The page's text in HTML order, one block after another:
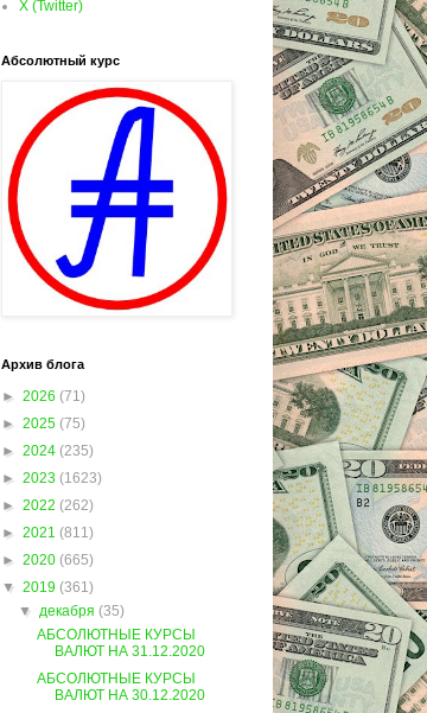
X (Twitter)
Абсолютный курс
Архив блога
► 2026 (71)
► 2025 (75)
► 2024 (235)
► 2023 (1623)
► 2022 (262)
► 2021 (811)
► 2020 (665)
▼ 2019 (361)
▼декабря(35)
АБСОЛЮТНЫЕ КУРСЫ
ВАЛЮТ НА 31.12.2020
АБСОЛЮТНЫЕ КУРСЫ
ВАЛЮТ НА 30.12.2020